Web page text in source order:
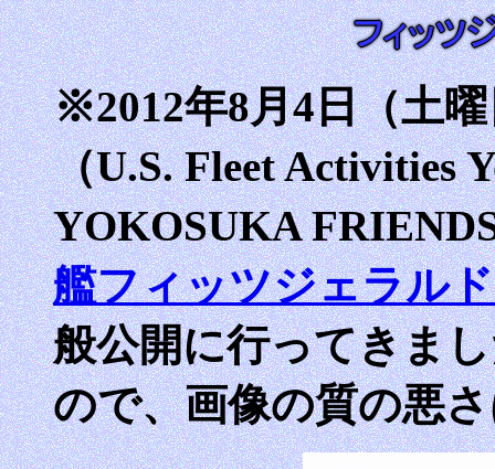
※2012年8月4日（土
（U.S. Fleet Activities
YOKOSUKA
艦フィッツジェラル
般公開に行ってきま
ので、画像の質の悪